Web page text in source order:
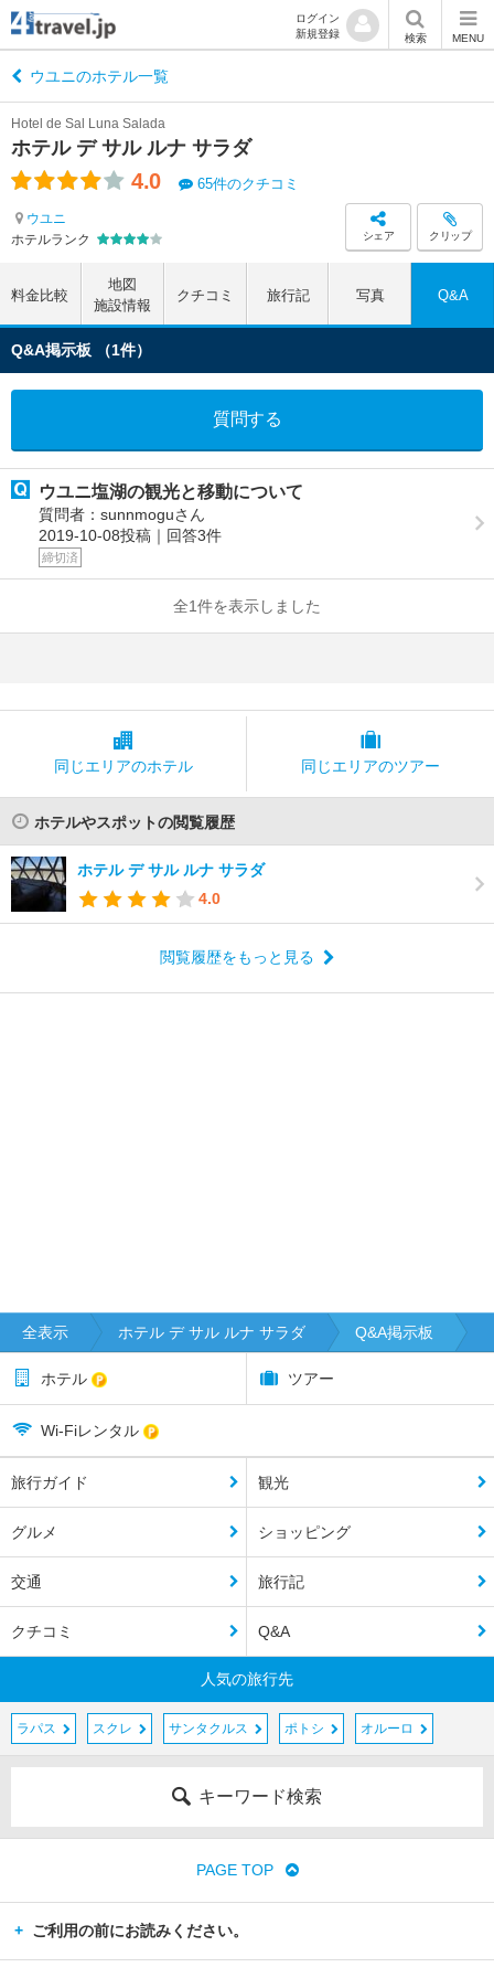
ログイン
新規登録
検索 MENU
ウユニのホテル一覧
ホテル デ サル ルナ サラダ
Hotel de Sal Luna Salada
4.0 65件のクチコミ
ウユニ
ホテルランク
シェア クリップ
料金比較
地図
施設情報
クチコミ 旅行記 写真 Q&A
Q&A掲示板 （1件）
質問する
ウユニ塩湖の観光と移動について
質問者：sunnmoguさん
2019-10-08投稿｜回答3件
締切済
全1件を表示しました
同じエリアのホテル 同じエリアのツアー
ホテルやスポットの閲覧履歴
ホテル デ サル ルナ サラダ
4.0
閲覧履歴をもっと見る
全表示 ホテル デ サル ルナ サラダ Q&A掲示板
ホテル ツアー
Wi-Fiレンタル
旅行ガイド 観光
グルメ ショッピング
交通 旅行記
クチコミ Q&A
人気の旅行先
ラパス スクレ サンタクルス ポトシ オルーロ
キーワード検索
PAGE TOP
ご利用の前にお読みください。